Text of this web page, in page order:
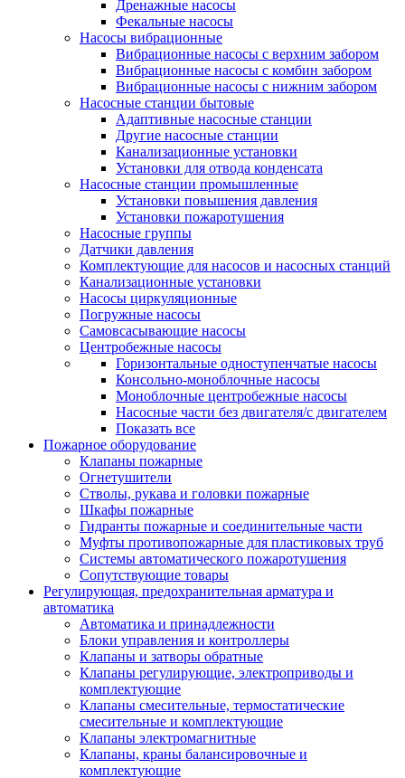
Дренажные насосы
Фекальные насосы
Насосы вибрационные
Вибрационные насосы с верхним забором
Вибрационные насосы с комбин забором
Вибрационные насосы с нижним забором
Насосные станции бытовые
Адаптивные насосные станции
Другие насосные станции
Канализационные установки
Установки для отвода конденсата
Насосные станции промышленные
Установки повышения давления
Установки пожаротушения
Насосные группы
Датчики давления
Комплектующие для насосов и насосных станций
Канализационные установки
Насосы циркуляционные
Погружные насосы
Самовсасывающие насосы
Центробежные насосы
Горизонтальные одноступенчатые насосы
Консольно-моноблочные насосы
Моноблочные центробежные насосы
Насосные части без двигателя/с двигателем
Показать все
Пожарное оборудование
Клапаны пожарные
Огнетушители
Стволы, рукава и головки пожарные
Шкафы пожарные
Гидранты пожарные и соединительные части
Муфты противопожарные для пластиковых труб
Системы автоматического пожаротушения
Сопутствующие товары
Регулирующая, предохранительная арматура и
автоматика
Автоматика и принадлежности
Блоки управления и контроллеры
Клапаны и затворы обратные
Клапаны регулирующие, электроприводы и
комплектующие
Клапаны смесительные, термостатические
смесительные и комплектующие
Клапаны электромагнитные
Клапаны, краны балансировочные и
комплектующие